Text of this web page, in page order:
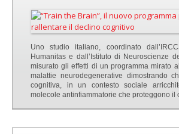
Uno studio italiano, coordinato
Humanitas e dall’Istituto di Neuroscienze
misurato gli effetti di un programma mirato
malattie neurodegenerative dimostrando
cognitiva, in un contesto sociale
molecole antinfiammatorie che proteggono il